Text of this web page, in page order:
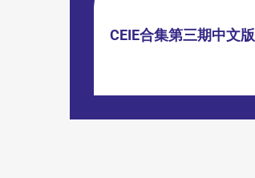
CEIE合集第三期中文版